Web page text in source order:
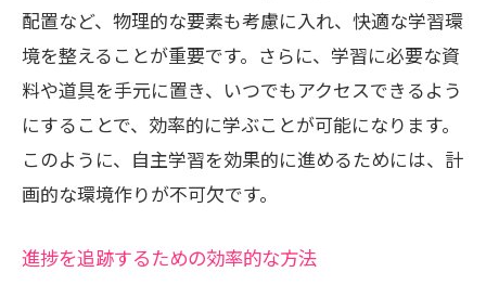
配置など、物理的な要素も考慮に入れ、快適な学習環
境を整えることが重要です。さらに、学習に必要な資
料や道具を手元に置き、いつでもアクセスできるよう
にすることで、効率的に学ぶことが可能になります。
このように、自主学習を効果的に進めるためには、計
画的な環境作りが不可欠です。
進捗を追跡するための効率的な方法